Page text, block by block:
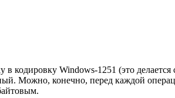
в кодировку Windows-1251 (это
Можно, конечно, перед каждой